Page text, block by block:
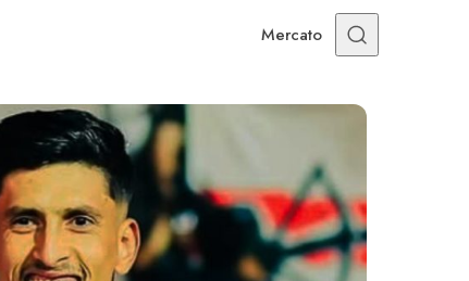
Mercato